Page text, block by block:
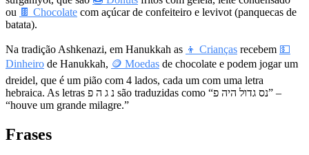
ou 🍫 Chocolate com açúcar de confeiteiro e levivot (panquecas de
batata).
Na tradição Ashkenazi, em Hanukkah as 👦 Crianças recebem 💵
Dinheiro de Hanukkah, 🪙 Moedas de chocolate e podem jogar um
dreidel, que é um pião com 4 lados, cada um com uma letra
hebraica. As letras נ ג ה פ são traduzidas como “נס גדול היה פ” –
“houve um grande milagre.”
Frases